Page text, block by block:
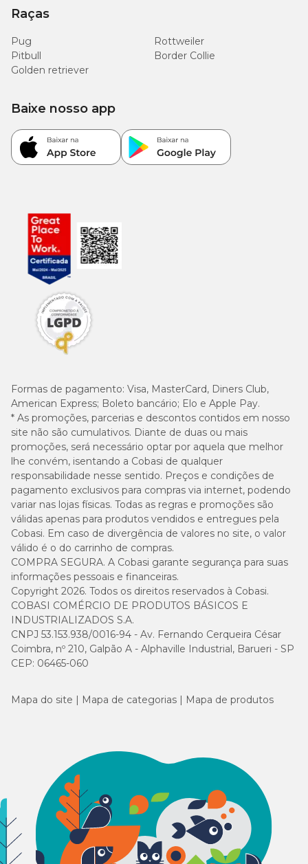
Raças
Pug
Rottweiler
Pitbull
Border Collie
Golden retriever
Formas de pagamento: Visa, MasterCard, Diners Club,
American Express; Boleto bancário; Elo e Apple Pay.
* As promoções, parcerias e descontos contidos em nosso
site não são cumulativos. Diante de duas ou mais
promoções, será necessário optar por aquela que melhor
lhe convém, isentando a Cobasi de qualquer
responsabilidade nesse sentido. Preços e condições de
pagamento exclusivos para compras via internet, podendo
variar nas lojas físicas. Todas as regras e promoções são
válidas apenas para produtos vendidos e entregues pela
Cobasi. Em caso de divergência de valores no site, o valor
válido é o do carrinho de compras.
COMPRA SEGURA. A Cobasi garante segurança para suas
informações pessoais e financeiras.
Copyright 2026. Todos os direitos reservados à Cobasi.
COBASI COMÉRCIO DE PRODUTOS BÁSICOS E
INDUSTRIALIZADOS S.A.
CNPJ 53.153.938/0016-94 - Av. Fernando Cerqueira César
Coimbra, nº 210, Galpão A - Alphaville Industrial, Barueri - SP
CEP: 06465-060
Baixe nosso app
Mapa do site Mapa de categorias Mapa de produtos